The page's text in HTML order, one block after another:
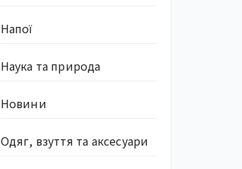
Напої
Наука та природа
Новини
Одяг, взуття та аксесуари